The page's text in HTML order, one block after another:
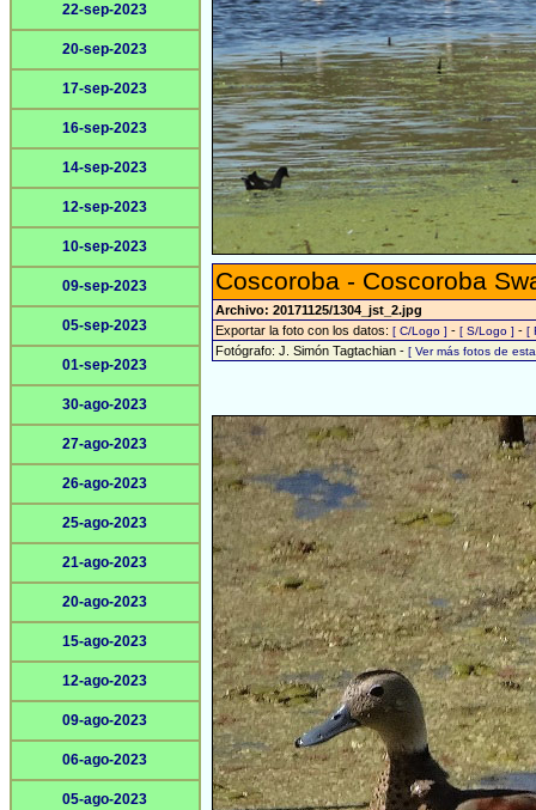
22-sep-2023
20-sep-2023
17-sep-2023
16-sep-2023
14-sep-2023
12-sep-2023
10-sep-2023
09-sep-2023
05-sep-2023
01-sep-2023
30-ago-2023
27-ago-2023
26-ago-2023
25-ago-2023
21-ago-2023
20-ago-2023
15-ago-2023
12-ago-2023
09-ago-2023
06-ago-2023
05-ago-2023
Coscoroba - Coscoroba
Archivo: 20171125/1304_jst_2.jpg
Exportar la foto con los datos: [ C/Logo ] - [ S/Logo ] - [
Fotógrafo: J. Simón Tagtachian - [ Ver más fotos de